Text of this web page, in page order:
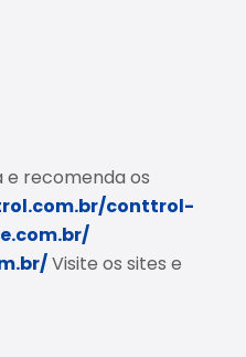
e recomenda os
conttrol-
Visite os sites e